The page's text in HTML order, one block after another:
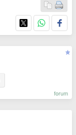
forum